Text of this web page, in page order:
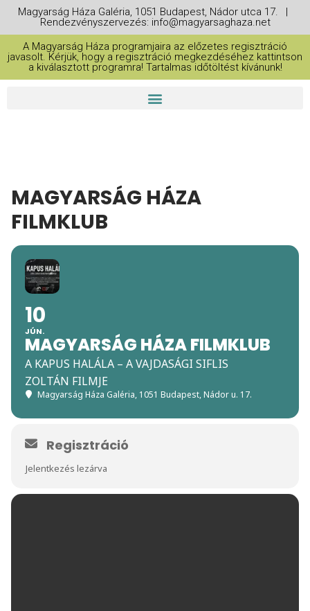
Magyarság Háza Galéria, 1051 Budapest, Nádor utca 17. |
Rendezvényszervezés: info@magyarsaghaza.net
A Magyarság Háza programjaira az előzetes regisztráció
javasolt. Kérjük, hogy a regisztráció megkezdéséhez kattintson
a kiválasztott programra! Tartalmas időtöltést kívánunk!
MAGYARSÁG HÁZA
FILMKLUB
10
JÚN.
MAGYARSÁG HÁZA FILMKLUB
A KAPUS HALÁLA – A VAJDASÁGI SIFLIS
ZOLTÁN FILMJE
Magyarság Háza Galéria, 1051 Budapest, Nádor u. 17.
Regisztráció
Jelentkezés lezárva